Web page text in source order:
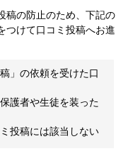
稿の防止のため、下記の
つけて口コミ投稿へお進
」の依頼を受けた口
護者や生徒を装った
投稿には該当しない